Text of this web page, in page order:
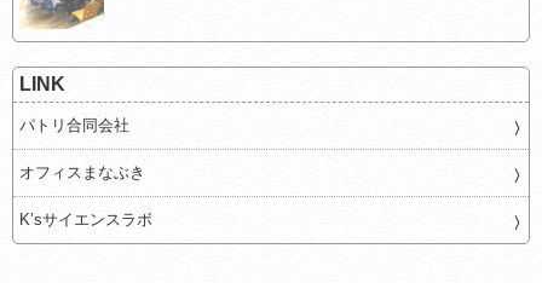
LINK
パトリ合同会社
オフィスまなぶき
K’sサイエンスラボ